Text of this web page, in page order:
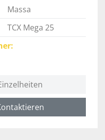
Massa
TCX Mega 25